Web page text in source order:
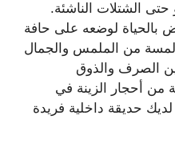
حتى الشتلات الناشئة.
بالحياة لوضعه على حافة
لمسة من الملمس والجمال
الصرف والذوق
من أحجار الزينة في
حديقة داخلية فريدة